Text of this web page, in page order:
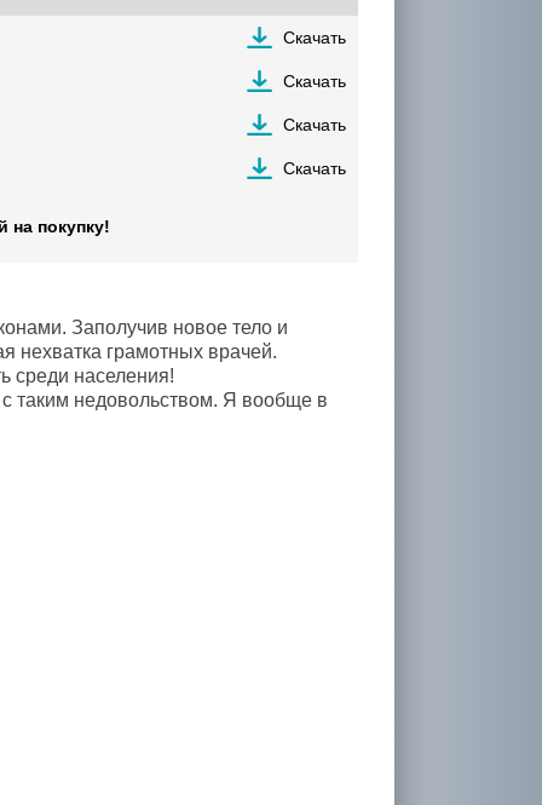
Скачать
Скачать
Скачать
Скачать
на покупку!
Заполучив новое тело и
нехватка грамотных врачей.
среди населения!
таким недовольством. Я вообще в